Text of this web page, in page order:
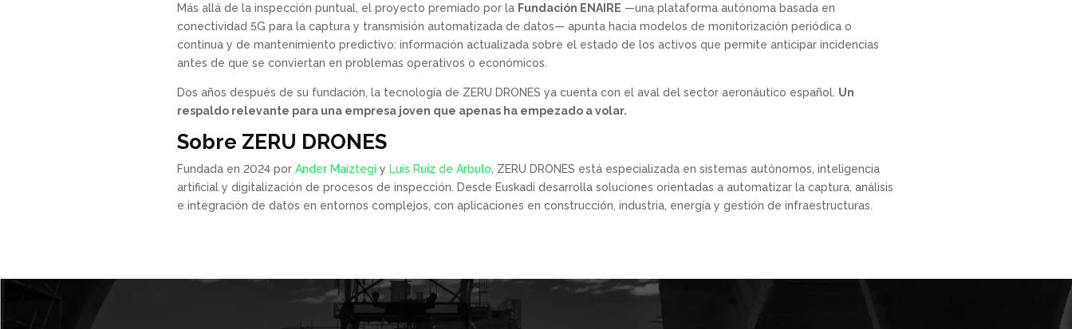
Más allá de la inspección puntual, el proyecto premiado por la Fundación ENAIRE —una plataforma autónoma basada en
conectividad 5G para la captura y transmisión automatizada de datos— apunta hacia modelos de monitorización periódica o
continua y de mantenimiento predictivo: información actualizada sobre el estado de los activos que permite anticipar incidencias
antes de que se conviertan en problemas operativos o económicos.
Dos años después de su fundación, la tecnología de ZERU DRONES ya cuenta con el aval del sector aeronáutico español. Un
respaldo relevante para una empresa joven que apenas ha empezado a volar.
Sobre ZERU DRONES
Fundada en 2024 por Ander Maiztegi y Luis Ruiz de Arbulo , ZERU DRONES está especializada en sistemas autónomos, inteligencia
artificial y digitalización de procesos de inspección. Desde Euskadi desarrolla soluciones orientadas a automatizar la captura, análisis
e integración de datos en entornos complejos, con aplicaciones en construcción, industria, energía y gestión de infraestructuras.